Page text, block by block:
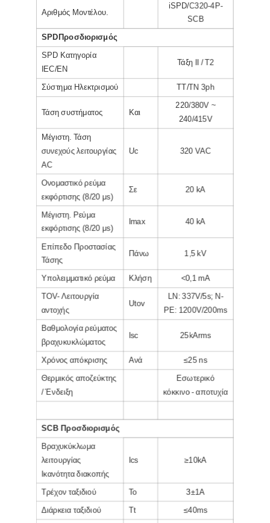
Αριθμός Μοντέλου.
iSPD/C320-4P-
SCB
SPD Προσδιορισμός
SPD Κατηγορία
IEC/EN
Τάξη ΙΙ / Τ2
Σύστημα Ηλεκτρισμού TT/TN 3ph
Τάση συστήματος Και
220/380V ~
240/415V
Μέγιστη. Τάση
συνεχούς λειτουργίας
AC
Uc 320 VAC
Ονομαστικό ρεύμα
εκφόρτισης (8/20 μs)
Σε 20 kA
Μέγιστη. Ρεύμα
εκφόρτισης (8/20 μs)
Imax 40 kA
Επίπεδο Προστασίας
Τάσης
Πάνω 1,5 kV
Υπολειμματικό ρεύμα Κλήση <0,1 mA
TOV- Λειτουργία
αντοχής
Utov
LN: 337V/5s; N-
PE: 1200V/200ms
Βαθμολογία ρεύματος
βραχυκυκλώματος
Isc 25kArms
Χρόνος απόκρισης Ανά ≤25 ns
Θερμικός αποζεύκτης
/ Ένδειξη
Εσωτερικό
κόκκινο - αποτυχία
SCB Προσδιορισμός
Βραχυκύκλωμα
λειτουργίας
Ικανότητα διακοπής
Ics ≥10kA
Τρέχον ταξιδιού Το 3±1Α
Διάρκεια ταξιδιού Tt ≤40ms